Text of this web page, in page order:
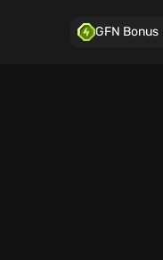
GFN Bonus